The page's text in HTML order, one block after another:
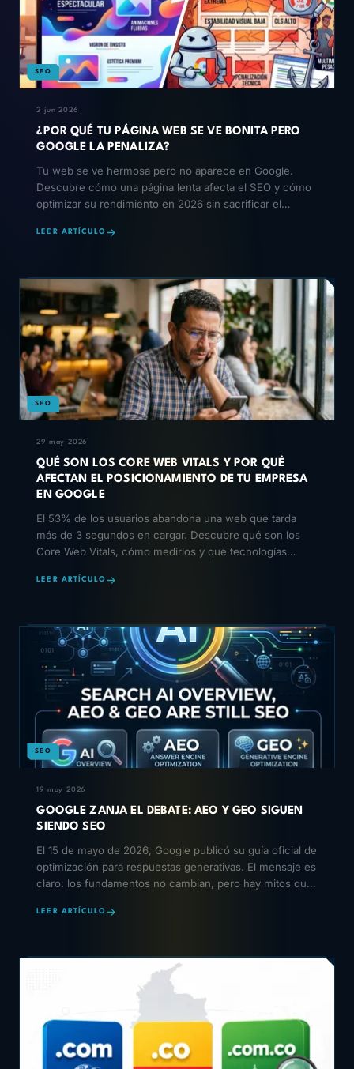
SEO
2 jun 2026
¿POR QUÉ TU PÁGINA WEB SE VE BONITA PERO
GOOGLE LA PENALIZA?
Tu web se ve hermosa pero no aparece en Google.
Descubre cómo una página lenta afecta el SEO y cómo
optimizar su rendimiento en 2026 sin sacrificar el
LEER ARTÍCULO
SEO
29 may 2026
QUÉ SON LOS CORE WEB VITALS Y POR QUÉ
AFECTAN EL POSICIONAMIENTO DE TU EMPRESA
EN GOOGLE
El 53% de los usuarios abandona una web que tarda
más de 3 segundos en cargar. Descubre qué son los
Core Web Vitals, cómo medirlos y qué tecnologías
LEER ARTÍCULO
SEO
19 may 2026
GOOGLE ZANJA EL DEBATE: AEO Y GEO SIGUEN
SIENDO SEO
El 15 de mayo de 2026, Google publicó su guía oficial de
optimización para respuestas generativas. El mensaje es
claro: los fundamentos no cambian, pero hay mitos que
LEER ARTÍCULO